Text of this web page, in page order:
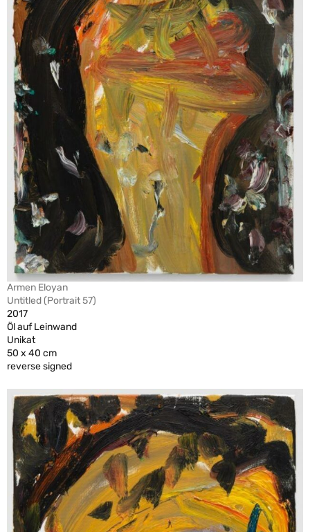
Armen Eloyan
Untitled (Portrait 57)
2017
Öl auf Leinwand
Unikat
50 x 40 cm
reverse signed